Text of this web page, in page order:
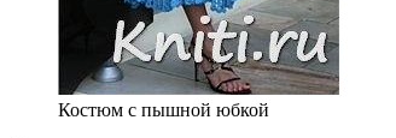
Костюм с пышной юбкой